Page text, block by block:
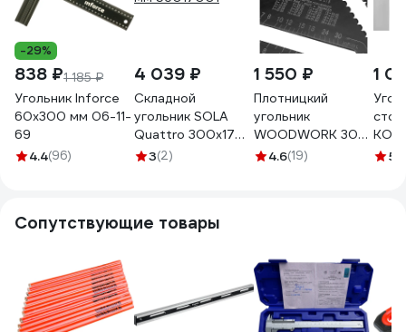
-29%
838 ₽1 185 ₽
Угольник Inforce
60х300 мм 06-11-
69
4.4(96)
4 039 ₽
Складной
угольник SOLA
Quattro 300х170
мм 56017001
3(2)
1 550 ₽
Плотницкий
угольник
WOODWORK 300
мм, алюминиевый,
4.6(19)
1
5
Сопутствующие товары